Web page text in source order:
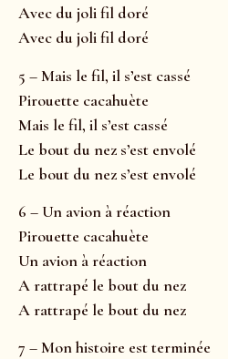
Avec du joli fil doré
Avec du joli fil doré
5 – Mais le fil, il s’est cassé
Pirouette cacahuète
Mais le fil, il s’est cassé
Le bout du nez s’est envolé
Le bout du nez s’est envolé
6 – Un avion à réaction
Pirouette cacahuète
Un avion à réaction
A rattrapé le bout du nez
A rattrapé le bout du nez
7 – Mon histoire est terminée